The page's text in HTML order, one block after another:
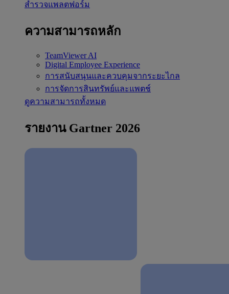
สำรวจแพลตฟอร์ม
ความสามารถหลัก
TeamViewer AI
Digital Employee Experience
การสนับสนุนและควบคุมจากระยะไกล
การจัดการสินทรัพย์และแพตช์
ดูความสามารถทั้งหมด
รายงาน Gartner 2026